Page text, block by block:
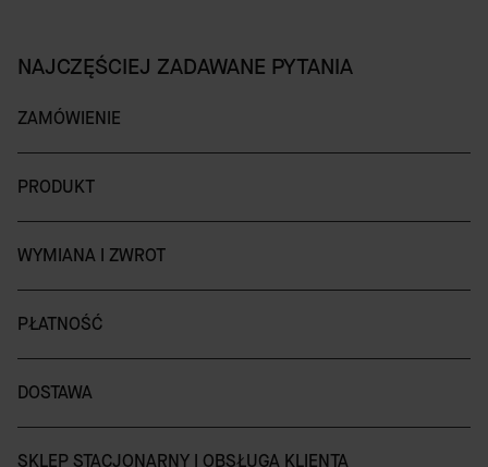
NAJCZĘŚCIEJ ZADAWANE PYTANIA
ZAMÓWIENIE
PRODUKT
WYMIANA I ZWROT
PŁATNOŚĆ
DOSTAWA
SKLEP STACJONARNY I OBSŁUGA KLIENTA